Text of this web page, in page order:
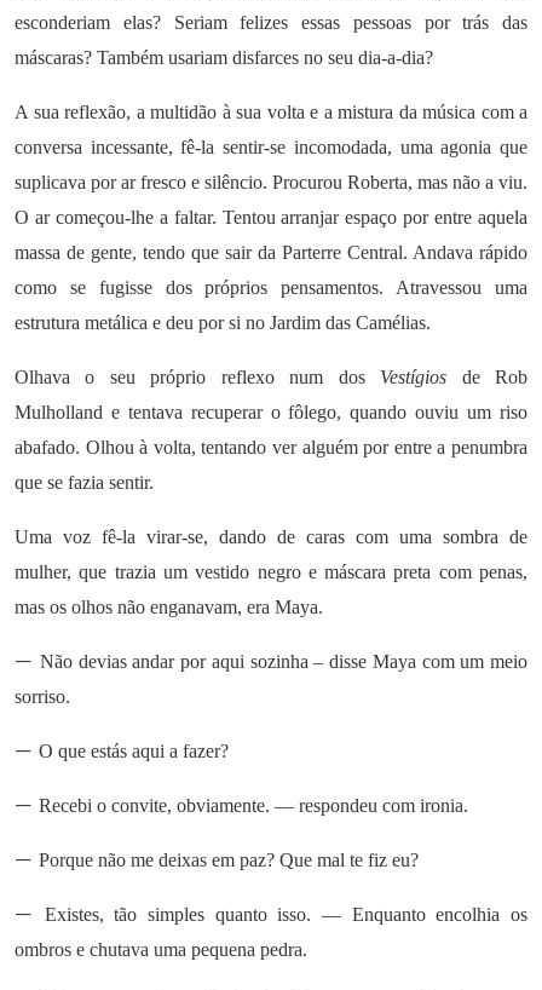
esconderiam elas? Seriam felizes essas pessoas por trás das
máscaras? Também usariam disfarces no seu dia-a-dia?
A sua reflexão, a multidão à sua volta e a mistura da música com a
conversa incessante, fê-la sentir-se incomodada, uma agonia que
suplicava por ar fresco e silêncio. Procurou Roberta, mas não a viu.
O ar começou-lhe a faltar. Tentou arranjar espaço por entre aquela
massa de gente, tendo que sair da Parterre Central. Andava rápido
como se fugisse dos próprios pensamentos. Atravessou uma
estrutura metálica e deu por si no Jardim das Camélias.
Olhava o seu próprio reflexo num dos Vestígios de Rob
Mulholland e tentava recuperar o fôlego, quando ouviu um riso
abafado. Olhou à volta, tentando ver alguém por entre a penumbra
que se fazia sentir.
Uma voz fê-la virar-se, dando de caras com uma sombra de
mulher, que trazia um vestido negro e máscara preta com penas,
mas os olhos não enganavam, era Maya.
— Não devias andar por aqui sozinha – disse Maya com um meio
sorriso.
— O que estás aqui a fazer?
— Recebi o convite, obviamente. — respondeu com ironia.
— Porque não me deixas em paz? Que mal te fiz eu?
—
Existes, tão simples quanto isso. — Enquanto encolhia os
ombros e chutava uma pequena pedra.